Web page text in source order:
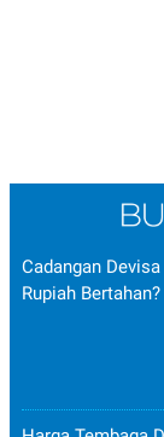
Cadangan
Rupiah Bertahan?